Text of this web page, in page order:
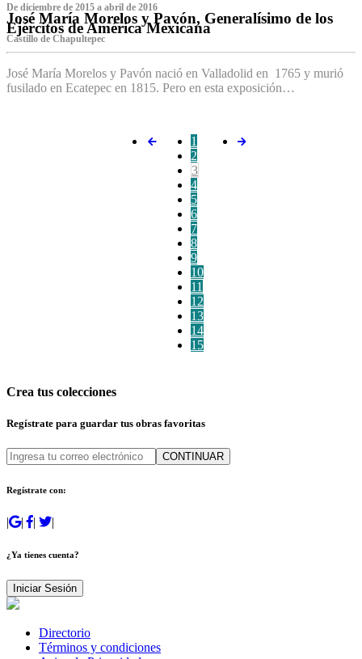
De diciembre de 2015 a abril de 2016
José María Morelos y Pavón, Generalísimo de los
Ejércitos de América Mexicana
C‌astillo de Chapultepec
José María Morelos y Pavón nació en Valladolid en 1765 y murió
fusilado en Ecatepec en 1815. Pero en esta exposición…
1
2
3
4
5
6
7
8
9
10
11
12
13
14
15
Crea tus colecciones
Regístrate para guardar tus obras favoritas
CONTINUAR
Regístrate con:
| | | |
¿Ya tienes cuenta?
Iniciar Sesión
Directorio
Términos y condiciones